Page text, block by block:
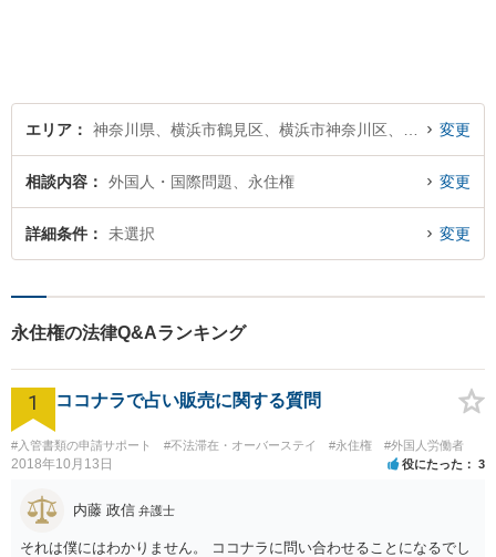
エリア 変更
相談内容 外国人・国際問題、永住権 変更
詳細条件 未選択 変更
永住権の法律Q&Aランキング
1 ココナラで占い販売に関する質問
#入管書類の申請サポート #不法滞在・オーバーステイ #永住権 #外国人労働者
2018年10月13日 役にたった 3
内藤 政信 弁護士
それは僕にはわかりません。 ココナラに問い合わせることになるでし